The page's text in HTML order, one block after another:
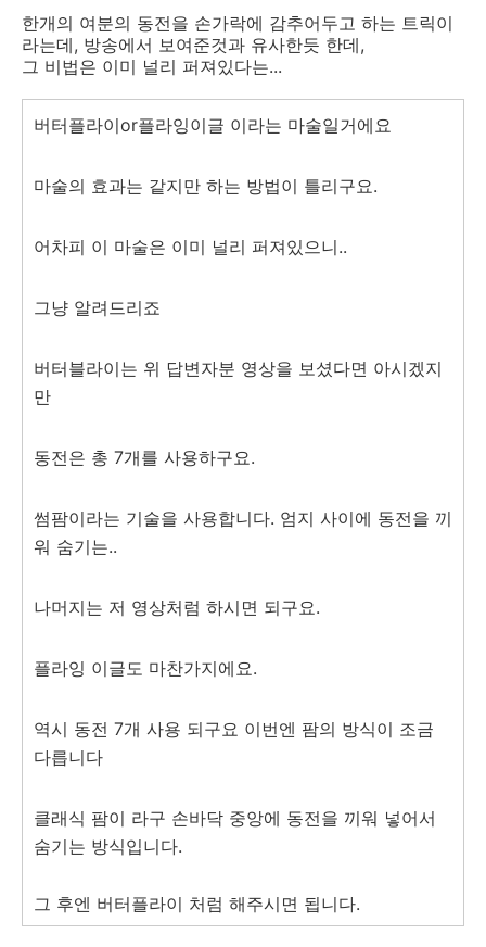
한개의 여분의 동전을 손가락에 감추어두고 하는 트릭이
라는데, 방송에서 보여준것과 유사한듯 한데,
그 비법은 이미 널리 퍼져있다는...
버터플라이or플라잉이글 이라는 마술일거에요
마술의 효과는 같지만 하는 방법이 틀리구요.
어차피 이 마술은 이미 널리 퍼져있으니..
그냥 알려드리죠
버터블라이는 위 답변자분 영상을 보셨다면 아시겠지
만
동전은 총 7개를 사용하구요.
썸팜이라는 기술을 사용합니다. 엄지 사이에 동전을 끼
워 숨기는..
나머지는 저 영상처럼 하시면 되구요.
플라잉 이글도 마찬가지에요.
역시 동전 7개 사용 되구요 이번엔 팜의 방식이 조금
다릅니다
클래식 팜이 라구 손바닥 중앙에 동전을 끼워 넣어서
숨기는 방식입니다.
그 후엔 버터플라이 처럼 해주시면 됩니다.